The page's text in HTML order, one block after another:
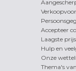
Accepteer
Laagste
Hulp en
Onze
Thema's